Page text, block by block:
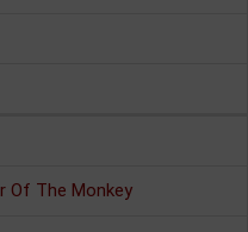
Of The Monkey